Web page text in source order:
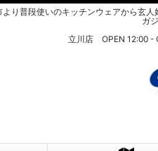
り普段使いのキッチンウェアから玄
ガ
立川店 OPEN 12:00 -